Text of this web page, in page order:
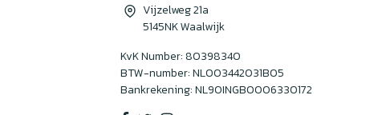
Vijzelweg 21a
5145NK Waalwijk
KvK Number: 80398340
BTW-number: NL003442031B05
Bankrekening: NL90INGB0006330172